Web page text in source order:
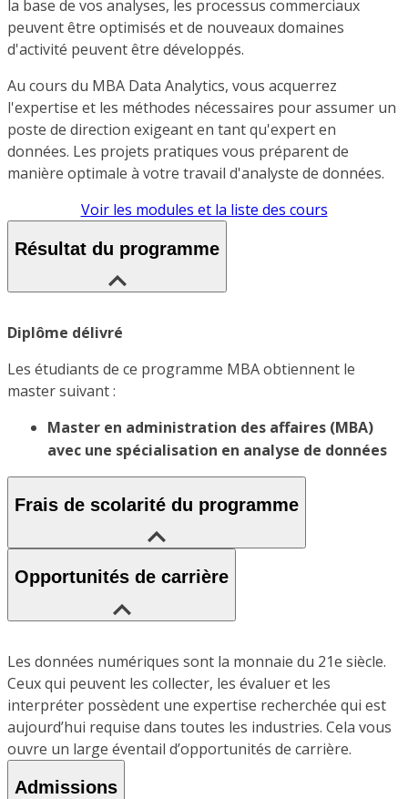
la base de vos analyses, les processus commerciaux
peuvent être optimisés et de nouveaux domaines
d'activité peuvent être développés.
Au cours du MBA Data Analytics, vous acquerrez
l'expertise et les méthodes nécessaires pour assumer un
poste de direction exigeant en tant qu'expert en
données. Les projets pratiques vous préparent de
manière optimale à votre travail d'analyste de données.
Voir les modules et la liste des cours
Résultat du programme
Diplôme délivré
Les étudiants de ce programme MBA obtiennent le
master suivant :
Master en administration des affaires (MBA)
avec une spécialisation en analyse de données
Frais de scolarité du programme
Opportunités de carrière
Les données numériques sont la monnaie du 21e siècle.
Ceux qui peuvent les collecter, les évaluer et les
interpréter possèdent une expertise recherchée qui est
aujourd’hui requise dans toutes les industries. Cela vous
ouvre un large éventail d’opportunités de carrière.
Admissions